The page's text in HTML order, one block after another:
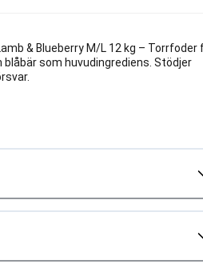
& Blueberry M/L 12 kg – Torrfoder
som huvudingrediens. Stödjer